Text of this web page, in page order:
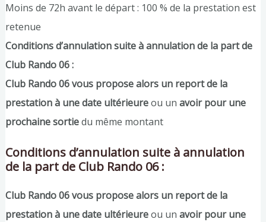
Moins de 72h avant le départ : 100 % de la prestation est
retenue
Conditions d’annulation suite à annulation de la part de
Club Rando 06 :
Club Rando 06 vous propose alors un report de la
prestation à une date ultérieureou un avoir pour une
prochaine sortiedu même montant
Conditions d’annulation suite à annulation
de la part de Club Rando 06 :
Club Rando 06 vous propose alors un report de la
prestation à une date ultérieureou un avoir pour une